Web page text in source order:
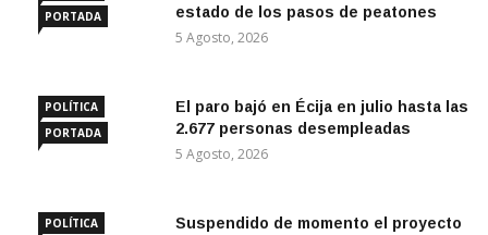
PORTADA
estado de los pasos de peatones
5 Agosto, 2026
POLÍTICA
PORTADA
El paro bajó en Écija en julio hasta las
2.677 personas desempleadas
5 Agosto, 2026
POLÍTICA
Suspendido de momento el proyecto